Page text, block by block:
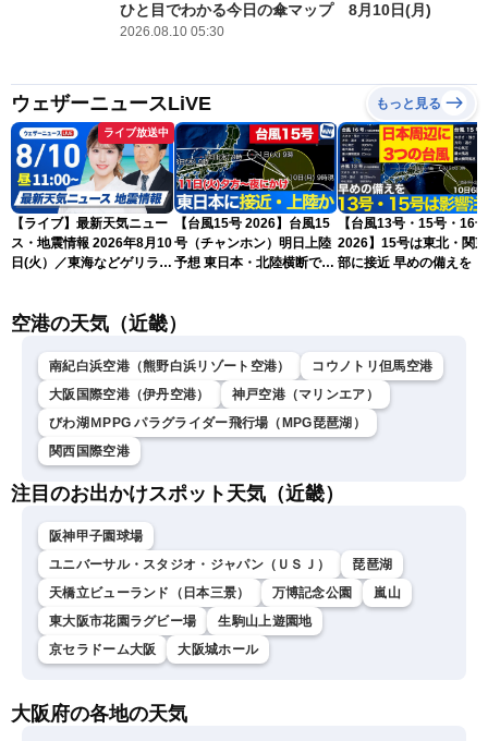
ひと目でわかる今日の傘マップ 8月10日(月)
2026.08.10 05:30
ウェザーニュースLiVE もっと見る
ライブ放送中
【ライブ】最新天気ニュー
ス・地震情報 2026年8月10
日(火）／東海などゲリラ雷
ュースLiVEコーヒータイ
【台風15号 2026】台風15
号（チャンホン）明日上陸
予想 東日本・北陸横断で大
【台風13号・15号・16号
2026】15号は東北・関
部に接近 早めの備えを（
空港の天気（近畿）
南紀白浜空港（熊野白浜リゾート空港）
コウノトリ但馬空港
大阪国際空港（伊丹空港）
神戸空港（マリンエア）
びわ湖ＭPPG パラグライダー飛行場（MPG琵琶湖）
関西国際空港
注目のお出かけスポット天気（近畿）
阪神甲子園球場
ユニバーサル・スタジオ・ジャパン（ＵＳＪ）
琵琶湖
天橋立ビューランド（日本三景）
万博記念公園
嵐山
東大阪市花園ラグビー場
生駒山上遊園地
京セラドーム大阪
大阪城ホール
大阪府の各地の天気